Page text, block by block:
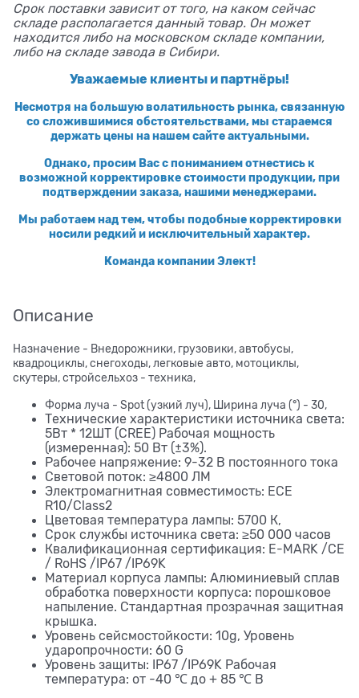
Срок поставки зависит от того, на каком сейчас
складе располагается данный товар. Он может
находится либо на московском складе компании,
либо на складе завода в Сибири.
Уважаемые клиенты и партнёры!
Несмотря на большую волатильность рынка, связанную
со сложившимися обстоятельствами, мы стараемся
держать цены на нашем сайте актуальными.
Однако, просим Вас с пониманием отнестись к
возможной корректировке стоимости продукции, при
подтверждении заказа, нашими менеджерами.
Мы работаем над тем, чтобы подобные корректировки
носили редкий и исключительный характер.
Команда компании Элект!
Описание
Назначение - Внедорожники, грузовики, автобусы,
квадроциклы, снегоходы, легковые авто, мотоциклы,
скутеры, стройсельхоз - техника,
Форма луча - Spot (узкий луч), Ширина луча (°) - 30,
Технические характеристики источника света:
5Вт * 12ШТ (CREE) Рабочая мощность
(измеренная): 50 Вт (±3%).
Рабочее напряжение: 9-32 В постоянного тока
Световой поток: ≥4800 ЛМ
Электромагнитная совместимость: ECE
R10/Class2
Цветовая температура лампы: 5700 К,
Срок службы источника света: ≥50 000 часов
Квалификационная сертификация: E-MARK /CE
/ RoHS /IP67 /IP69K
Материал корпуса лампы: Алюминиевый сплав
обработка поверхности корпуса: порошковое
напыление. Стандартная прозрачная защитная
крышка.
Уровень сейсмостойкости: 10g, Уровень
ударопрочности: 60 G
Уровень защиты: IP67 /IP69K Рабочая
температура: от -40 ℃ до + 85 ℃ В